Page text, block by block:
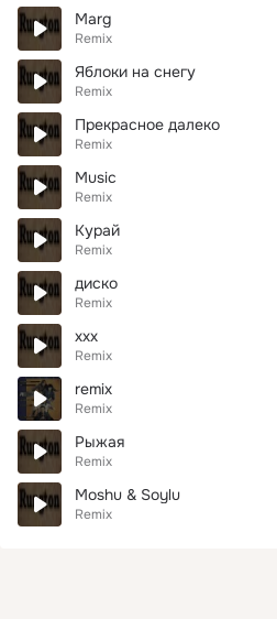
Marg
Remix
Яблоки на снегу
Remix
Прекрасное далеко
Remix
Music
Remix
Курай
Remix
диско
Remix
xxx
Remix
remix
Remix
Рыжая
Remix
Moshu & Soylu
Remix